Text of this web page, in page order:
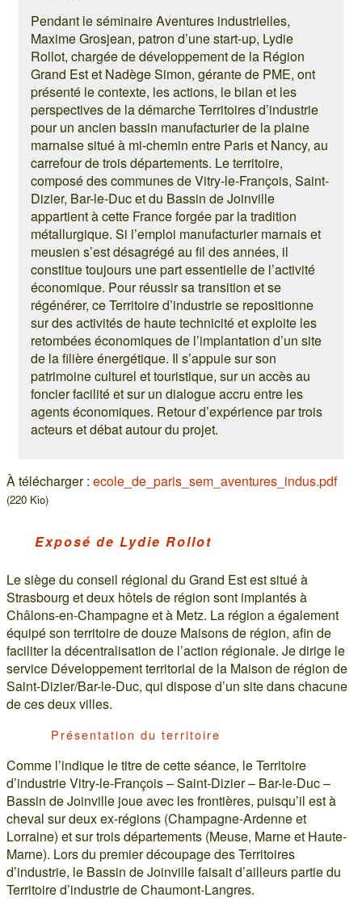
Pendant le séminaire Aventures industrielles,
Maxime Grosjean, patron d’une start-up, Lydie
Rollot, chargée de développement de la Région
Grand Est et Nadège Simon, gérante de PME, ont
présenté le contexte, les actions, le bilan et les
perspectives de la démarche Territoires d’industrie
pour un ancien bassin manufacturier de la plaine
marnaise situé à mi-chemin entre Paris et Nancy, au
carrefour de trois départements. Le territoire,
composé des communes de Vitry-le-François, Saint-
Dizier, Bar-le-Duc et du Bassin de Joinville
appartient à cette France forgée par la tradition
métallurgique. Si l’emploi manufacturier marnais et
meusien s’est désagrégé au fil des années, il
constitue toujours une part essentielle de l’activité
économique. Pour réussir sa transition et se
régénérer, ce Territoire d’industrie se repositionne
sur des activités de haute technicité et exploite les
retombées économiques de l’implantation d’un site
de la filière énergétique. Il s’appuie sur son
patrimoine culturel et touristique, sur un accès au
foncier facilité et sur un dialogue accru entre les
agents économiques. Retour d’expérience par trois
acteurs et débat autour du projet.
À télécharger : ecole_de_paris_sem_aventures_indus.pdf
(220 Kio)
Exposé de Lydie Rollot
Le siège du conseil régional du Grand Est est situé à
Strasbourg et deux hôtels de région sont implantés à
Châlons-en-Champagne et à Metz. La région a également
équipé son territoire de douze Maisons de région, afin de
faciliter la décentralisation de l’action régionale. Je dirige le
service Développement territorial de la Maison de région de
Saint-Dizier/Bar-le-Duc, qui dispose d’un site dans chacune
de ces deux villes.
Présentation du territoire
Comme l’indique le titre de cette séance, le Territoire
d’industrie Vitry-le-François – Saint-Dizier – Bar-le-Duc –
Bassin de Joinville joue avec les frontières, puisqu’il est à
cheval sur deux ex-régions (Champagne-Ardenne et
Lorraine) et sur trois départements (Meuse, Marne et Haute-
Marne). Lors du premier découpage des Territoires
d’industrie, le Bassin de Joinville faisait d’ailleurs partie du
Territoire d’industrie de Chaumont-Langres.